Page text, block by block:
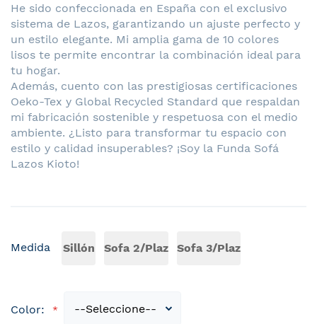
He sido confeccionada en España con el exclusivo
sistema de Lazos, garantizando un ajuste perfecto y
un estilo elegante. Mi amplia gama de 10 colores
lisos te permite encontrar la combinación ideal para
tu hogar.
Además, cuento con las prestigiosas certificaciones
Oeko-Tex y Global Recycled Standard que respaldan
mi fabricación sostenible y respetuosa con el medio
ambiente. ¿Listo para transformar tu espacio con
estilo y calidad insuperables? ¡Soy la Funda Sofá
Lazos Kioto!
Medida Sillón Sofa 2/Plaz Sofa 3/Plaz
Color: